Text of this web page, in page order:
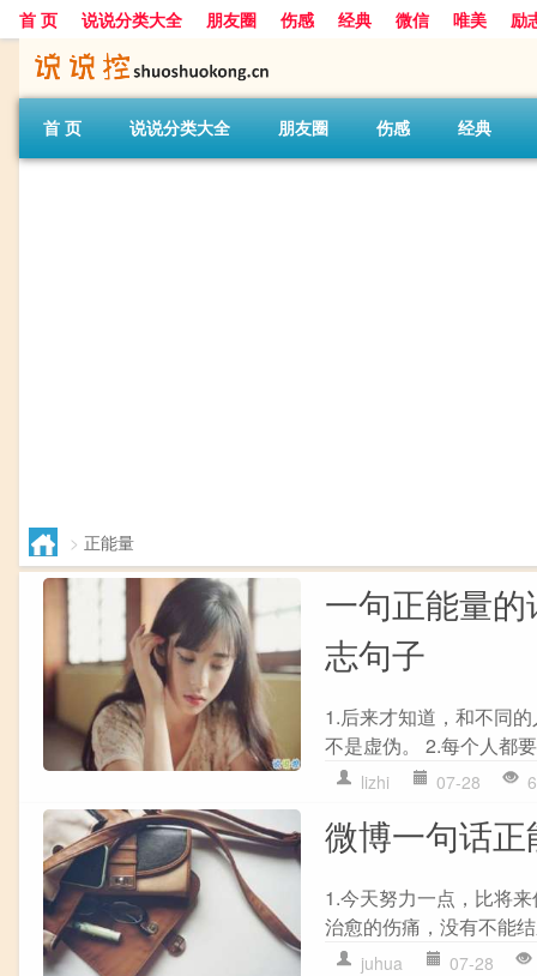
首 页 说说分类大全 朋友圈 伤感 经典 微信 唯美 励
首 页 说说分类大全 朋友圈 伤感 经典
> 正能量
一句正能量
志句子
1.后来才知道，和不同
不是虚伪。 2.每个人都
lizhi 07-28
微博一句话
1.今天努力一点，比将
治愈的伤痛，没有不能
juhua 07-28